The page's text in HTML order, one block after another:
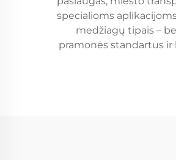
specialioms
medžiagų tipais –
pramonės standartus